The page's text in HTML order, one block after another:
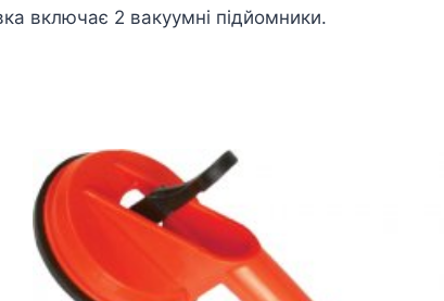
включає 2 вакуумні підйомники.